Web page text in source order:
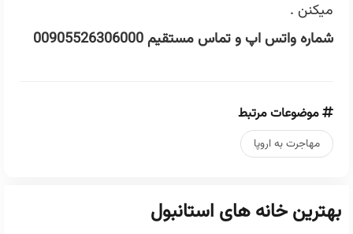
میکنن .
شماره واتس اپ و تماس مستقیم 00905526306000
موضوعات مرتبط
مهاجرت به اروپا
بهترین خانه های استانبول